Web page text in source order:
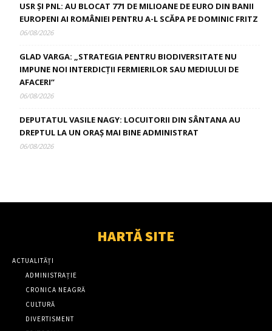
USR ȘI PNL: AU BLOCAT 771 DE MILIOANE DE EURO DIN BANII
EUROPENI AI ROMÂNIEI PENTRU A-L SCĂPA PE DOMINIC FRITZ
06/08/2026
GLAD VARGA: „STRATEGIA PENTRU BIODIVERSITATE NU
IMPUNE NOI INTERDICȚII FERMIERILOR SAU MEDIULUI DE
AFACERI”
06/08/2026
DEPUTATUL VASILE NAGY: LOCUITORII DIN SÂNTANA AU
DREPTUL LA UN ORAȘ MAI BINE ADMINISTRAT
06/08/2026
HARTĂ SITE
ACTUALITĂȚI
ADMINISTRAȚIE
CRONICA NEAGRĂ
CULTURĂ
DIVERTISMENT